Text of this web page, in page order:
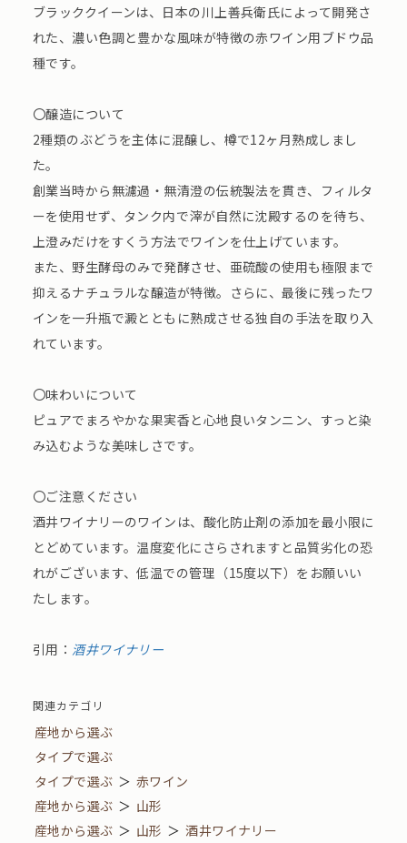
ブラッククイーンは、日本の川上善兵衛氏によって開発さ
れた、濃い色調と豊かな風味が特徴の赤ワイン用ブドウ品
種です。
〇醸造について
2種類のぶどうを主体に混醸し、樽で12ヶ月熟成しまし
た。
創業当時から無濾過・無清澄の伝統製法を貫き、フィルタ
ーを使用せず、タンク内で滓が自然に沈殿するのを待ち、
上澄みだけをすくう方法でワインを仕上げています。
また、野生酵母のみで発酵させ、亜硫酸の使用も極限まで
抑えるナチュラルな醸造が特徴。さらに、最後に残ったワ
インを一升瓶で澱とともに熟成させる独自の手法を取り入
れています。
〇味わいについて
ピュアでまろやかな果実香と心地良いタンニン、すっと染
み込むような美味しさです。
〇ご注意ください
酒井ワイナリーのワインは、酸化防止剤の添加を最小限に
とどめています。温度変化にさらされますと品質劣化の恐
れがございます、低温での管理（15度以下）をお願いい
たします。
引用： 酒井ワイナリー
関連カテゴリ
産地から選ぶ
タイプで選ぶ
タイプで選ぶ ＞ 赤ワイン
産地から選ぶ ＞ 山形
産地から選ぶ ＞ 山形 ＞ 酒井ワイナリー